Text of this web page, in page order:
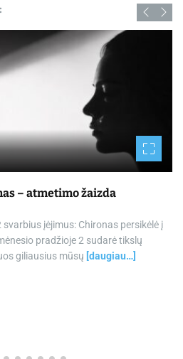
– atmetimo žaizda
įėjimus: Chironas persikėlė į
pradžioje 2 sudarė tikslų
giliausius mūsų [daugiau…]